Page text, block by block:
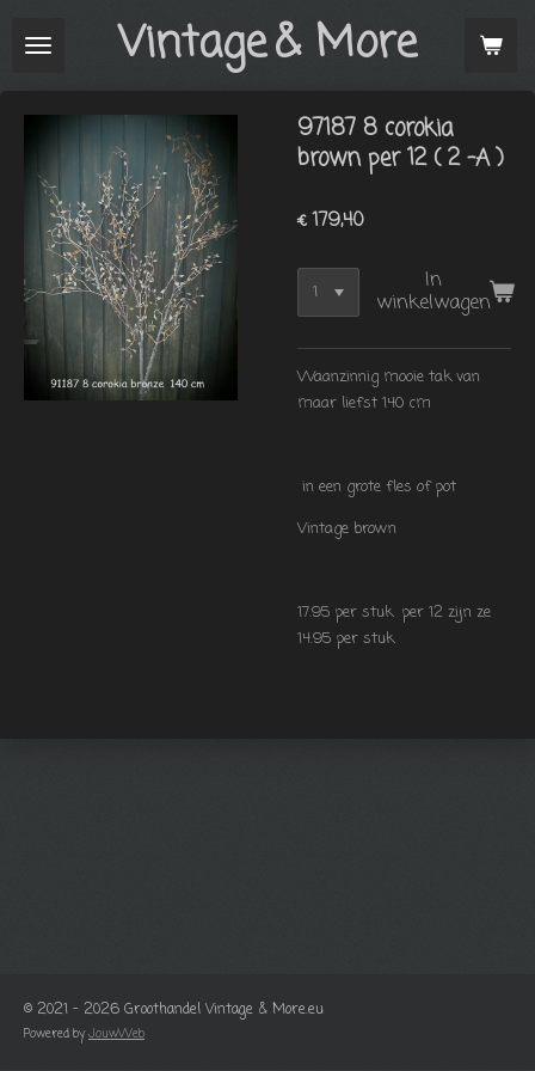
direct
Vintage& More
97187 8 corokia
brown per 12 ( 2 -A )
€ 179,40
In
winkelwagen
Waanzinnig mooie tak van
maar liefst 140 cm
in een grote fles of pot
Vintage brown
17.95 per stuk per 12 zijn ze
14.95 per stuk
© 2021 - 2026 Groothandel Vintage & More.eu
Powered byJouwWeb